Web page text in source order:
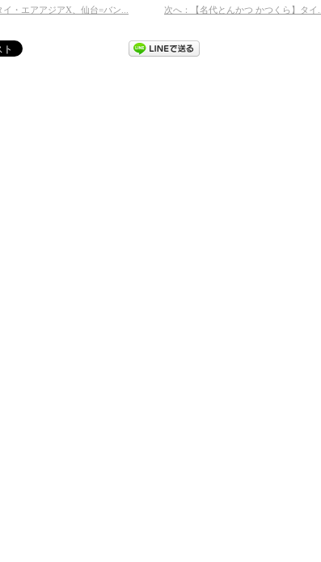
イ・エアアジアX、仙台=バン... 次へ：【名代とんかつ かつくら】タイ...